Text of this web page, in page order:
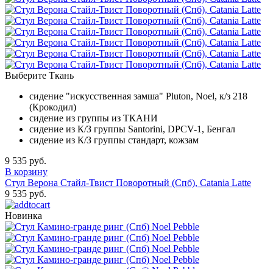
Выберите Ткань
сидение "искусственная замша" Pluton, Noel, к/з 218
(Крокодил)
сидение из группы из ТКАНИ
сидение из К/З группы Santorini, DPCV-1, Бенгал
сидение из К/З группы стандарт, кожзам
9 535 руб.
В корзину
Стул Верона Стайл-Твист Поворотный (Спб), Catania Latte
9 535 руб.
Новинка